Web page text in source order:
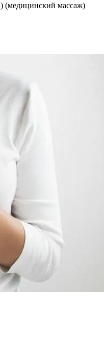
(медицинский массаж)